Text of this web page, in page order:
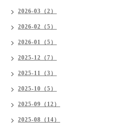
2026-03（2）
2026-02（5）
2026-01（5）
2025-12（7）
2025-11（3）
2025-10（5）
2025-09（12）
2025-08（14）